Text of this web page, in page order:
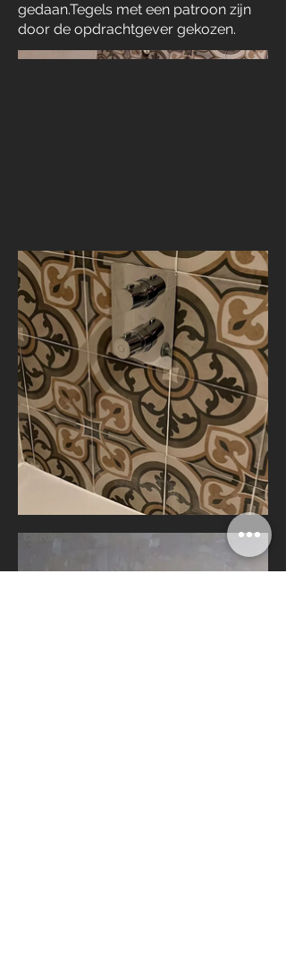
gedaan.Tegels met een patroon zijn
door de opdrachtgever gekozen.